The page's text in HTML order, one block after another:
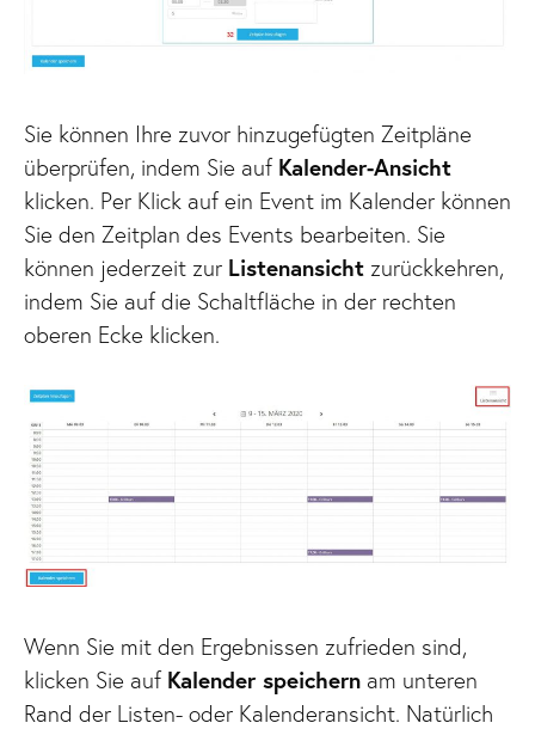
Sie können Ihre zuvor hinzugefügten Zeitpläne
überprüfen, indem Sie auf Kalender-Ansicht
klicken. Per Klick auf ein Event im Kalender können
Sie den Zeitplan des Events bearbeiten. Sie
können jederzeit zur Listenansicht zurückkehren,
indem Sie auf die Schaltfläche in der rechten
oberen Ecke klicken.
Wenn Sie mit den Ergebnissen zufrieden sind,
klicken Sie auf Kalender speichern am unteren
Rand der Listen- oder Kalenderansicht. Natürlich